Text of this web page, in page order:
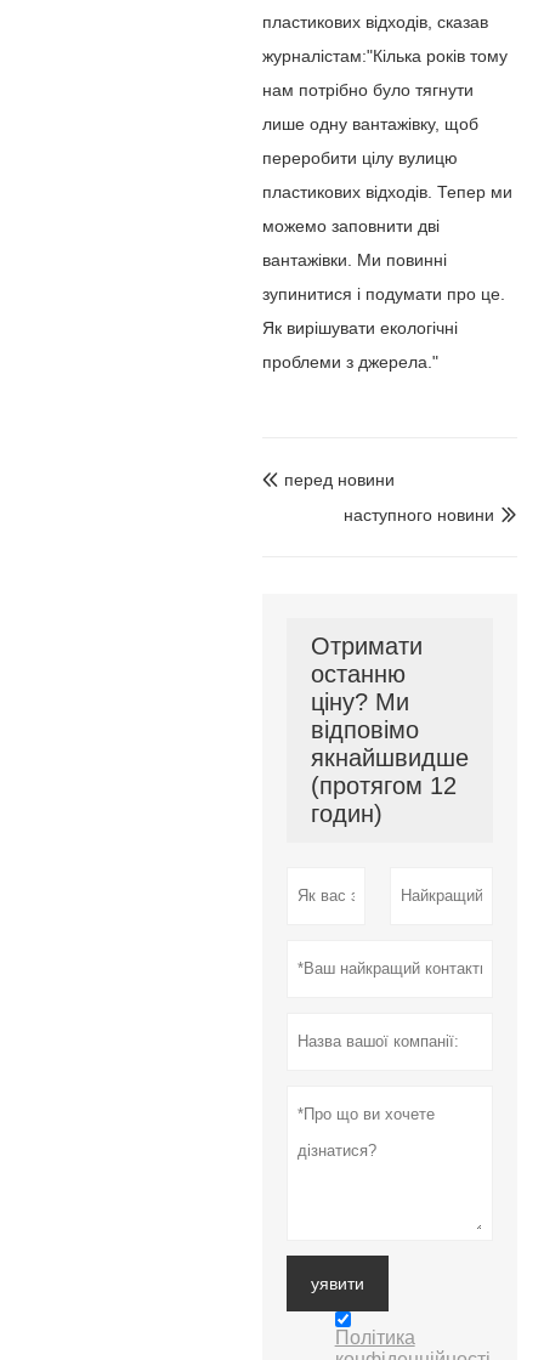
пластикових відходів, сказав
журналістам:"Кілька років тому
нам потрібно було тягнути
лише одну вантажівку, щоб
переробити цілу вулицю
пластикових відходів. Тепер ми
можемо заповнити дві
вантажівки. Ми повинні
зупинитися і подумати про це.
Як вирішувати екологічні
проблеми з джерела."
 перед новини

наступного новини
Отримати
останню
ціну? Ми
відповімо
якнайшвидше
(протягом 12
годин)
уявити
Політика